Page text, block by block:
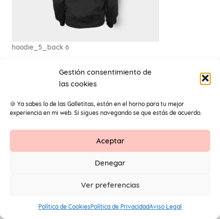
Gestión consentimiento de
las cookies
🍪 Ya sabes lo de las Galletitas, están en el horno para tu mejor
experiencia en mi web. Si sigues navegando se que estás de acuerdo.
Aceptar
Denegar
Ver preferencias
Política de CookiesPolítica de PrivacidadAviso Legal
hoodie_5_back 6
Aviso Legal Protección de datos
© 2026 Primeros Pendientes by Maite Navarro. Todos los
derechos reservados.